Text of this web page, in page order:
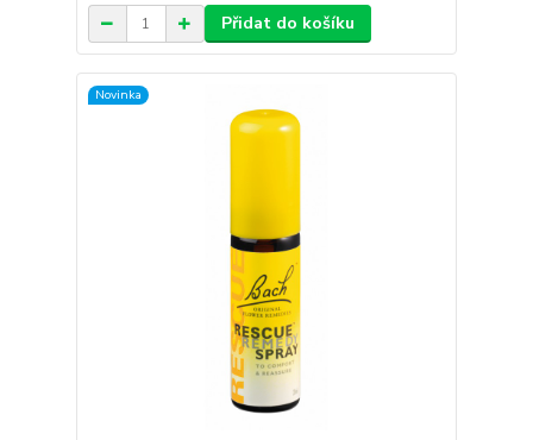
Přidat do košíku
Novinka